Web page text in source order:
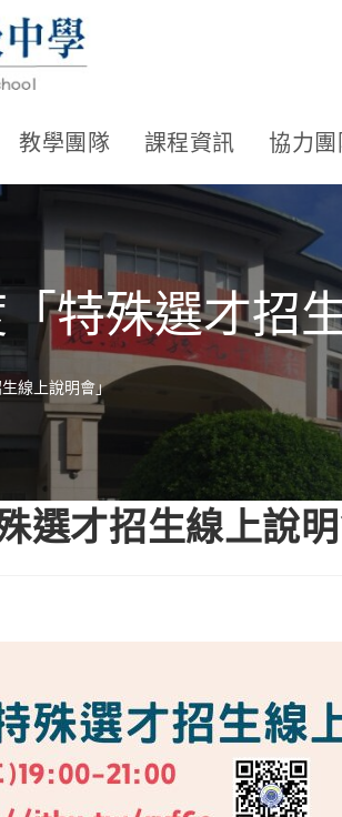
教學團隊 課程資訊 協力
特殊選才招
線上說明會」
選才招生線上說明